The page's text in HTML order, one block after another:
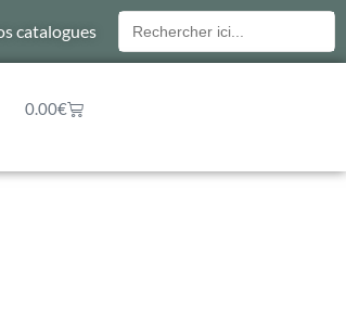
catalogues
Recherche
pour :
0.00€